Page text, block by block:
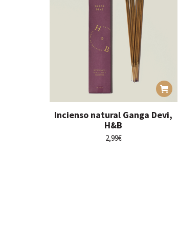
Incienso natural Ganga Devi,
H&B
2,99€